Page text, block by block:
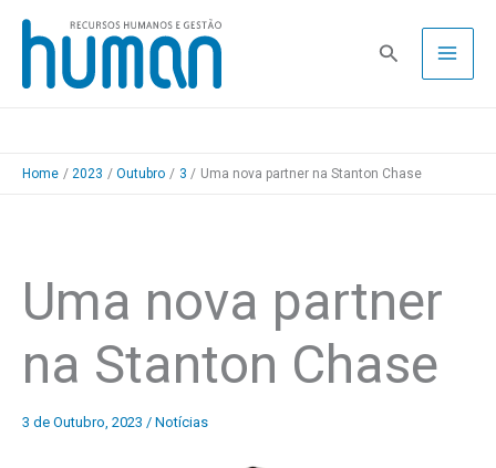
Skip
content
Pesquisa
Home 2023 Outubro 3 Uma nova partner na Stanton Chase
Uma nova partner
na Stanton Chase
3 de Outubro, 2023 / Notícias